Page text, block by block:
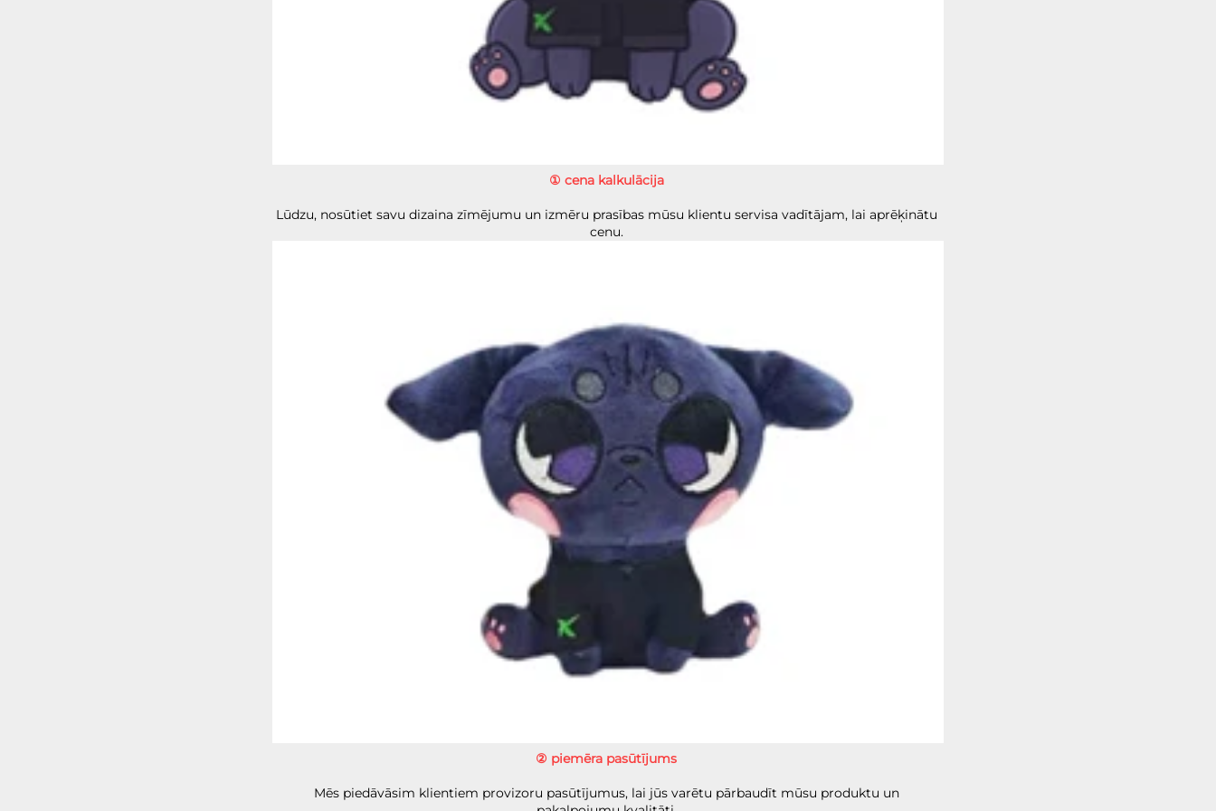
① cena kalkulācija
Lūdzu, nosūtiet savu dizaina zīmējumu un izmēru prasības mūsu klientu servisa vadītājam, lai aprēķinātu
cenu.
② piemēra pasūtījums
Mēs piedāvāsim klientiem provizoru pasūtījumus, lai jūs varētu pārbaudīt mūsu produktu un